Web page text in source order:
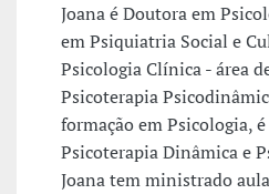
Joana é Doutora em
em Psiquiatria Social e
Psicologia Clínica - área
Psicoterapia
formação em Psicologia,
Psicoterapia Dinâmica e
Joana tem ministrado